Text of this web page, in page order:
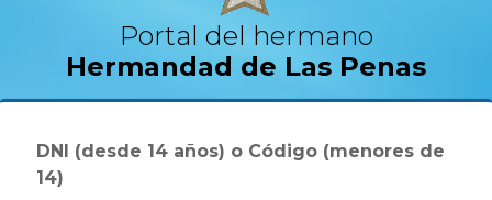
Portal del hermano
Hermandad de Las Penas
DNI (desde 14 años) o Código (menores de
14)